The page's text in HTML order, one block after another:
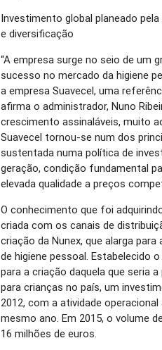
Investimento global planeado
e diversificação
“A empresa surge no seio de um
sucesso no mercado da higiene
a empresa Suavecel, uma
afirma o administrador, Nuno
crescimento assinaláveis, muito
Suavecel tornou-se num dos
sustentada numa política de
geração, condição fundamental
elevada qualidade a preços
O conhecimento que foi
criada com os canais de
criação da Nunex, que alarga
de higiene pessoal. Estabelecido
para a criação daquela que seria
para crianças no país, um
2012, com a atividade
mesmo ano. Em 2015, o volume
16 milhões de euros.